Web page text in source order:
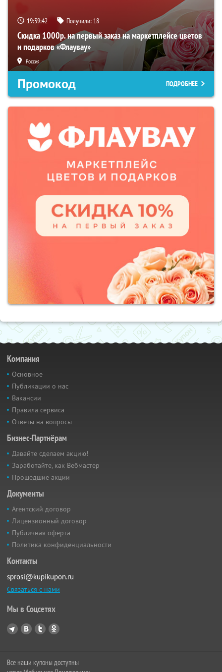
19:39:40 Получили: 18
Скидка 1000р. на первый заказ на маркетплейсе цветов
и подарков «Флаувау»
Россия
Промокод ПОДРОБНЕЕ
Компания
Основное
Публикации о нас
Вакансии
Правила сервиса
Ответы на вопросы
Бизнес-Партнёрам
Давайте сделаем акцию!
Заработайте, как Вебмастер
Прошедшие акции
Документы
Агентский договор
Лицензионный договор
Публичная оферта
Политика конфиденциальности
Контакты
sprosi@kupikupon.ru
Связаться с нами
Мы в Соцсетях
Все наши купоны доступны